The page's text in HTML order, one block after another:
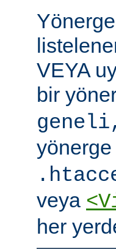
VEYA
bir
yönerge
veya
her